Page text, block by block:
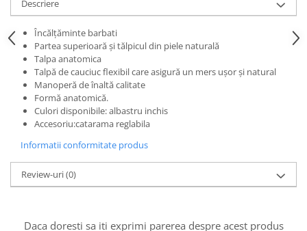
Descriere
Încălţăminte barbati
Partea superioară şi tălpicul din piele naturală
Talpa anatomica
Talpă de cauciuc flexibil care asigură un mers uşor şi natural
Manoperă de înaltă calitate
Formă anatomică.
Culori disponibile: albastru inchis
Accesoriu:catarama reglabila
Informatii conformitate produs
Review-uri(0)
Daca doresti sa iti exprimi parerea despre acest produs